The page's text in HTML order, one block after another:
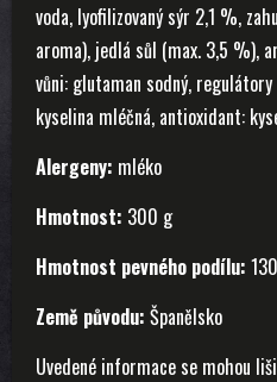
voda, lyofilizovaný sýr 2,1 %,
aroma), jedlá sůl (max. 3,5 %),
vůni: glutaman sodný,
kyselina mléčná, antioxidant:
Alergeny: mléko
Hmotnost: 300 g
Hmotnost pevného podílu:
Země původu: Španělsko
Uvedené informace se mohou